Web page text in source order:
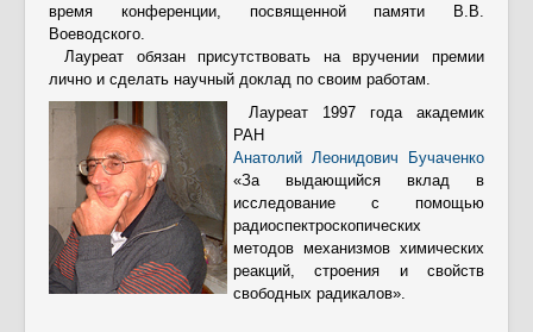
время конференции, посвященной памяти В.В.
Воеводского.
Лауреат обязан присутствовать на вручении премии
лично и сделать научный доклад по своим работам.
Лауреат 1997 года академик
РАН
Анатолий Леонидович Бучаченко
«За выдающийся вклад в
исследование с помощью
радиоспектроскопических
методов механизмов химических
реакций, строения и свойств
свободных радикалов».